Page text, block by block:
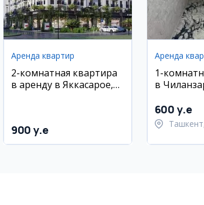
Аренда квартир
2-комнатная квартира
в аренду в Яккасарое,
900 y.e
Аренда
1-
в
600 y.e